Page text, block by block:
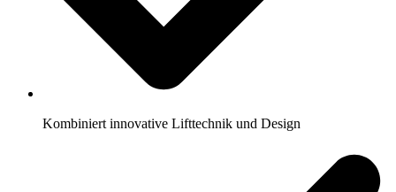
Kombiniert innovative Lifttechnik und Design